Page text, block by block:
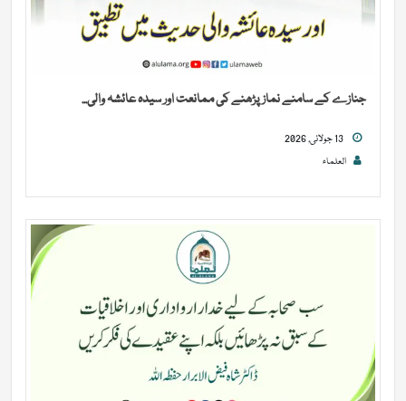
جنازے کے سامنے نماز پڑھنے کی ممانعت اور سیدہ عائشہ والی...
العلماء